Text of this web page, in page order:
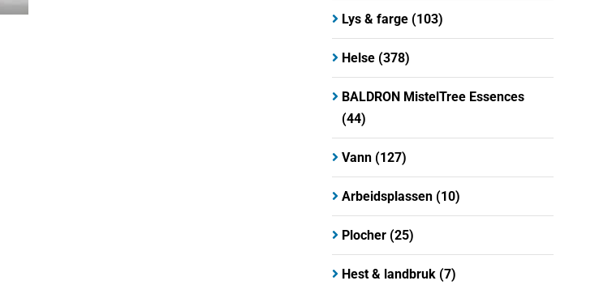
Lys & farge (103)
Helse (378)
BALDRON MistelTree Essences
(44)
Vann (127)
Arbeidsplassen (10)
Plocher (25)
Hest & landbruk (7)